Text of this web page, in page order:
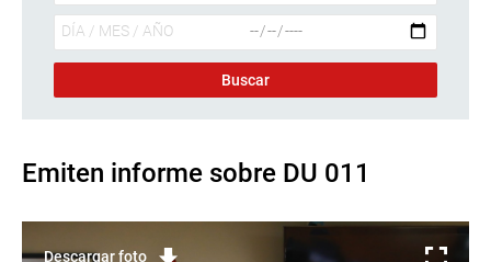
Emiten informe sobre DU 011
Descargar foto